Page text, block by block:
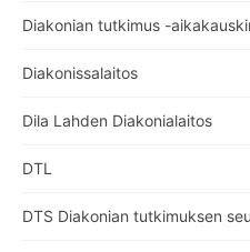
Diakonian tutkimus -
Diakonissalaitos
Dila Lahden Diakonialaitos
DTL
DTS Diakonian tutkimuksen